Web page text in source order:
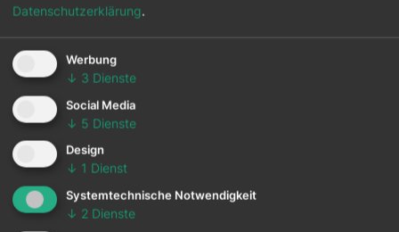
Anrede
Titel vor
Vorname *
Datenschutzerklärung.
Werbung
↓ 3 Dienste
Social Media
↓ 5 Dienste
Design
↓ 1 Dienst
Systemtechnische Notwendigkeit
↓ 2 Dienste